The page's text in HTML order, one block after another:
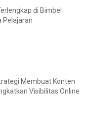
di Bimbel
Pelajaran
Membuat Konten
Visibilitas Online